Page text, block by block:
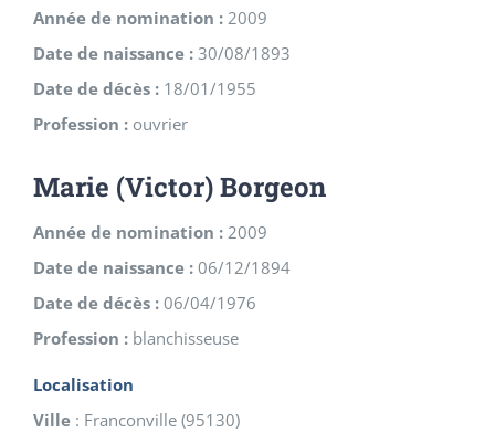
Année de nomination : 2009
Date de naissance : 30/08/1893
Date de décès : 18/01/1955
Profession : ouvrier
Marie (Victor) Borgeon
Année de nomination : 2009
Date de naissance : 06/12/1894
Date de décès : 06/04/1976
Profession : blanchisseuse
Localisation
Ville : Franconville (95130)